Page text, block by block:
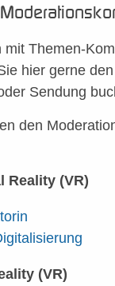
Themen-
hier gerne
Sendung
den
Reality (VR)
(VR)